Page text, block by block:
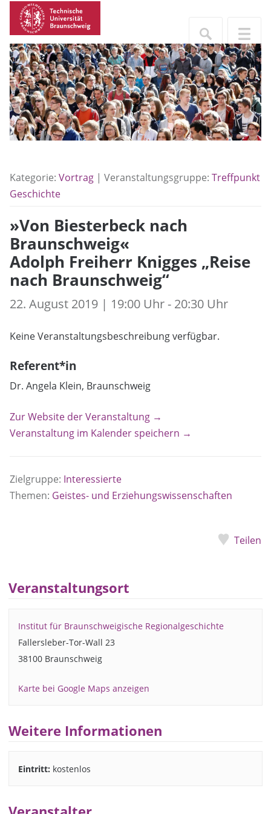
Kategorie: Vortrag | Veranstaltungsgruppe: Treffpunkt
Geschichte
»Von Biesterbeck nach
Braunschweig«
Adolph Freiherr Knigges „Reise
nach Braunschweig“
22. August 2019 | 19:00 Uhr - 20:30 Uhr
Keine Veranstaltungsbeschreibung verfügbar.
Referent*in
Dr. Angela Klein, Braunschweig
Zur Website der Veranstaltung →
Veranstaltung im Kalender speichern →
Zielgruppe: Interessierte
Themen: Geistes- und Erziehungswissenschaften
Teilen
Veranstaltungsort
Institut für Braunschweigische Regionalgeschichte
Fallersleber-Tor-Wall 23
38100 Braunschweig
Karte bei Google Maps anzeigen
Weitere Informationen
Eintritt: kostenlos